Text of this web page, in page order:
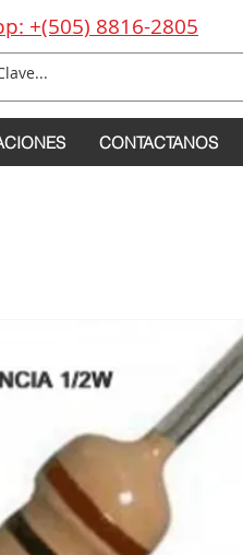
+(505) 8816-2805
CONTACTANOS